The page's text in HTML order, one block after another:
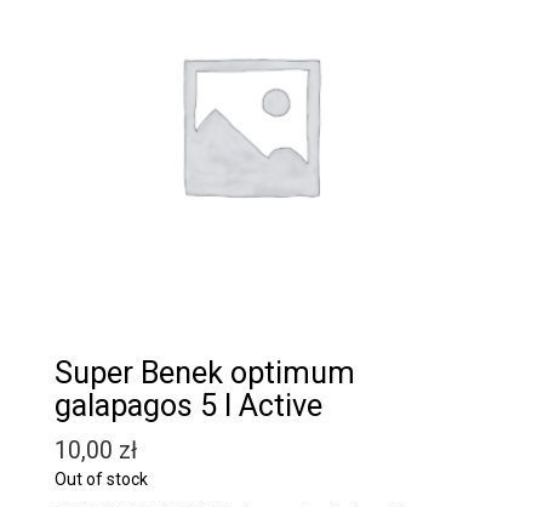
Super Benek optimum
galapagos 5 l Active
10,00 zł
Out of stock